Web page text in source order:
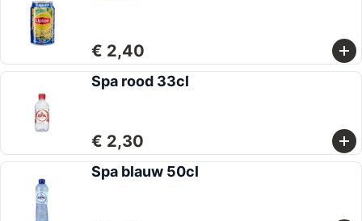
€ 2,40
Spa rood 33cl
€ 2,30
Spa blauw 50cl